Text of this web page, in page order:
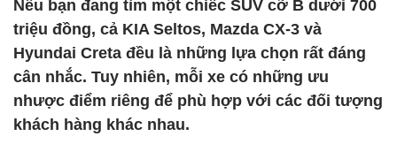
Nếu bạn đang tìm một chiếc SUV cỡ B dưới 700
triệu đồng, cả KIA Seltos, Mazda CX-3 và
Hyundai Creta đều là những lựa chọn rất đáng
cân nhắc. Tuy nhiên, mỗi xe có những ưu
nhược điểm riêng để phù hợp với các đối tượng
khách hàng khác nhau.